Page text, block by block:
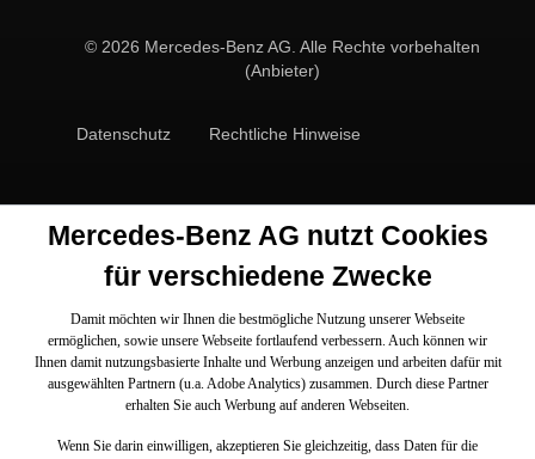
© 2026 Mercedes-Benz AG. Alle Rechte vorbehalten
(Anbieter)
Datenschutz Rechtliche Hinweise
Mercedes-Benz AG nutzt Cookies
für verschiedene Zwecke
Damit möchten wir Ihnen die bestmögliche Nutzung unserer Webseite
ermöglichen, sowie unsere Webseite fortlaufend verbessern. Auch können wir
Ihnen damit nutzungsbasierte Inhalte und Werbung anzeigen und arbeiten dafür mit
ausgewählten Partnern (u.a. Adobe Analytics) zusammen. Durch diese Partner
erhalten Sie auch Werbung auf anderen Webseiten.
Wenn Sie darin einwilligen, akzeptieren Sie gleichzeitig, dass Daten für die